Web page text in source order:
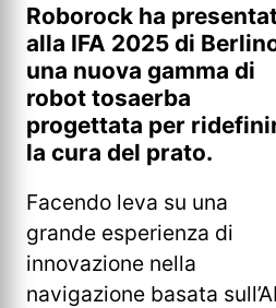
Roborock ha
alla IFA 2025 di
una nuova gamma di
robot tosaerba
progettata per
la cura del prato.
Facendo leva su una
grande esperienza di
innovazione nella
navigazione basata